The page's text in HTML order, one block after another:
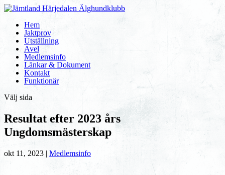
Hem
Jaktprov
Utställning
Avel
Medlemsinfo
Länkar & Dokument
Kontakt
Funktionär
Välj sida
Resultat efter 2023 års
Ungdomsmästerskap
okt 11, 2023 | Medlemsinfo